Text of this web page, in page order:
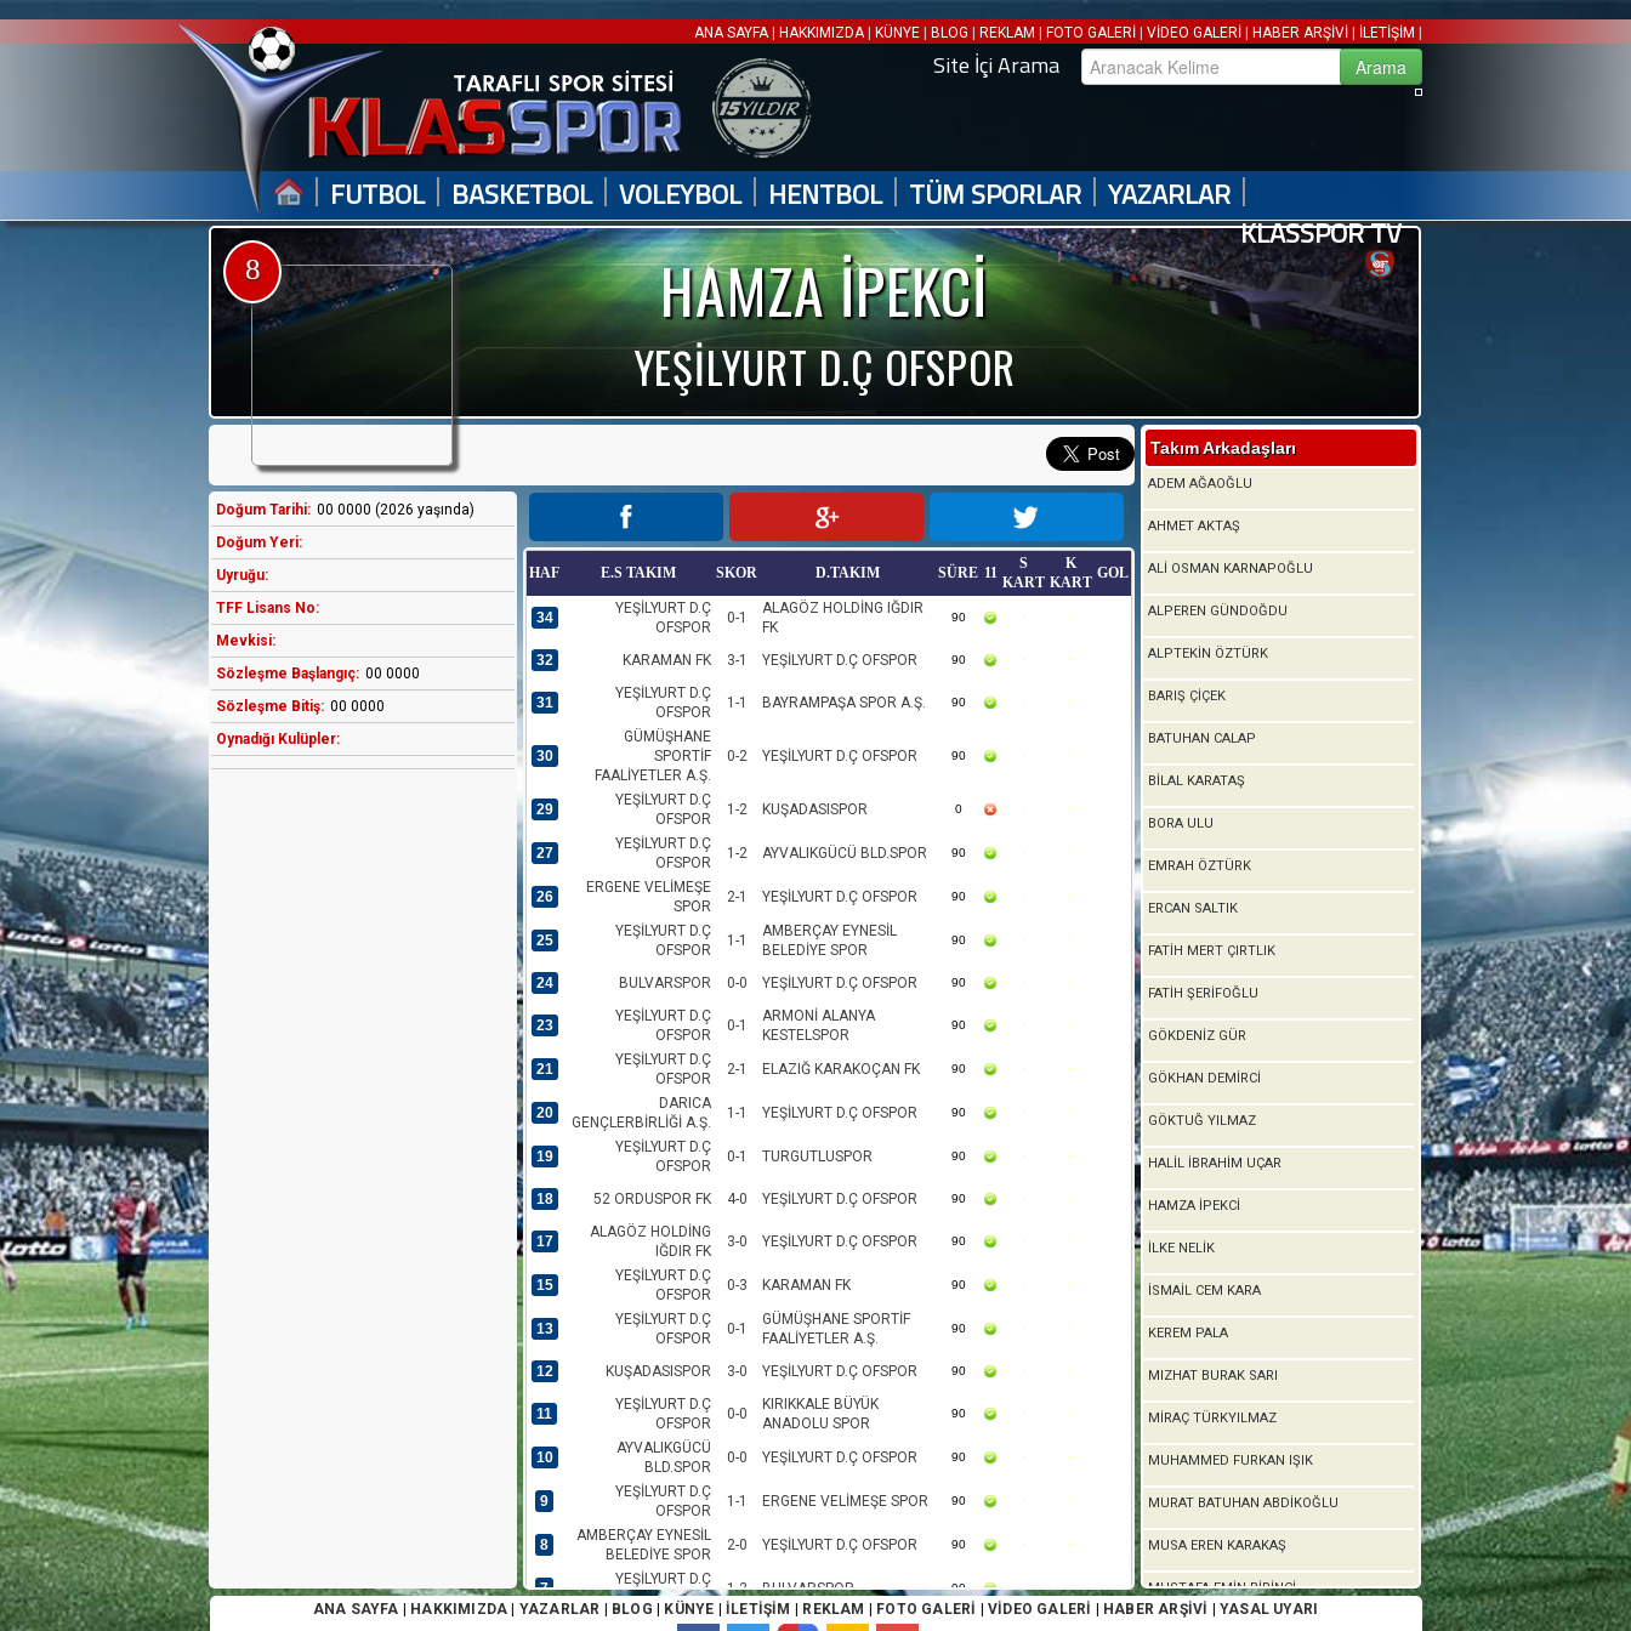
ANA SAYFA| HAKKIMIZDA| KÜNYE | BLOG | REKLAM | FOTO GALERİ | VİDEO GALERİ | HABER ARŞİVİ | İLETİŞİM |
Site İçi Arama
| FUTBOL | BASKETBOL | VOLEYBOL | HENTBOL | TÜM SPORLAR | YAZARLAR |
KLASSPOR TV
HAMZA İPEKCİ
YEŞİLYURT D.Ç OFSPOR
8
Doğum Tarihi: 00 0000 (2026 yaşında)
Doğum Yeri:
Uyruğu:
TFF Lisans No:
Mevkisi:
Sözleşme Başlangıç: 00 0000
Sözleşme Bitiş: 00 0000
Oynadığı Kulüpler:
HAF E.S TAKIM SKOR D.TAKIM SÜRE 11
S
KART
K
KART
GOL
34
YEŞİLYURT D.Ç
OFSPOR
0-1
ALAGÖZ HOLDİNG IĞDIR
FK
90
32 KARAMAN FK 3-1 YEŞİLYURT D.Ç OFSPOR 90
31
YEŞİLYURT D.Ç
OFSPOR
1-1 BAYRAMPAŞA SPOR A.Ş. 90
30
GÜMÜŞHANE
SPORTİF
FAALİYETLER A.Ş.
0-2 YEŞİLYURT D.Ç OFSPOR 90
29
YEŞİLYURT D.Ç
OFSPOR
1-2 KUŞADASISPOR 0
27
YEŞİLYURT D.Ç
OFSPOR
1-2 AYVALIKGÜCÜ BLD.SPOR 90
26
ERGENE VELİMEŞE
SPOR
2-1 YEŞİLYURT D.Ç OFSPOR 90
25
YEŞİLYURT D.Ç
OFSPOR
1-1
AMBERÇAY EYNESİL
BELEDİYE SPOR
90
24 BULVARSPOR 0-0 YEŞİLYURT D.Ç OFSPOR 90
23
YEŞİLYURT D.Ç
OFSPOR
0-1
ARMONİ ALANYA
KESTELSPOR
90
21
YEŞİLYURT D.Ç
OFSPOR
2-1 ELAZIĞ KARAKOÇAN FK 90
20
DARICA
GENÇLERBİRLİĞİ A.Ş.
1-1 YEŞİLYURT D.Ç OFSPOR 90
19
YEŞİLYURT D.Ç
OFSPOR
0-1 TURGUTLUSPOR 90
18 52 ORDUSPOR FK 4-0 YEŞİLYURT D.Ç OFSPOR 90
17
ALAGÖZ HOLDİNG
IĞDIR FK
3-0 YEŞİLYURT D.Ç OFSPOR 90
15
YEŞİLYURT D.Ç
OFSPOR
0-3 KARAMAN FK 90
13
YEŞİLYURT D.Ç
OFSPOR
0-1
GÜMÜŞHANE SPORTİF
FAALİYETLER A.Ş.
90
12 KUŞADASISPOR 3-0 YEŞİLYURT D.Ç OFSPOR 90
11
YEŞİLYURT D.Ç
OFSPOR
0-0
KIRIKKALE BÜYÜK
ANADOLU SPOR
90
10
AYVALIKGÜCÜ
BLD.SPOR
0-0 YEŞİLYURT D.Ç OFSPOR 90
9
YEŞİLYURT D.Ç
OFSPOR
1-1 ERGENE VELİMEŞE SPOR 90
8
AMBERÇAY EYNESİL
BELEDİYE SPOR
2-0 YEŞİLYURT D.Ç OFSPOR 90
7
YEŞİLYURT D.Ç
OFSPOR
1-2 BULVARSPOR 90
ARMONİ ALANYA
Takım Arkadaşları
ADEM AĞAOĞLU
AHMET AKTAŞ
ALİ OSMAN KARNAPOĞLU
ALPEREN GÜNDOĞDU
ALPTEKİN ÖZTÜRK
BARIŞ ÇİÇEK
BATUHAN CALAP
BİLAL KARATAŞ
BORA ULU
EMRAH ÖZTÜRK
ERCAN SALTIK
FATİH MERT ÇIRTLIK
FATİH ŞERİFOĞLU
GÖKDENİZ GÜR
GÖKHAN DEMİRCİ
GÖKTUĞ YILMAZ
HALİL İBRAHİM UÇAR
HAMZA İPEKCİ
İLKE NELİK
İSMAİL CEM KARA
KEREM PALA
MIZHAT BURAK SARI
MİRAÇ TÜRKYILMAZ
MUHAMMED FURKAN IŞIK
MURAT BATUHAN ABDİKOĞLU
MUSA EREN KARAKAŞ
MUSTAFA EMİN BİRİNCİ
ANA SAYFA HAKKIMIZDA YAZARLAR BLOG KÜNYE İLETİŞİM REKLAM FOTO GALERİ VİDEO GALERİ HABER ARŞİVİ YASAL UYARI